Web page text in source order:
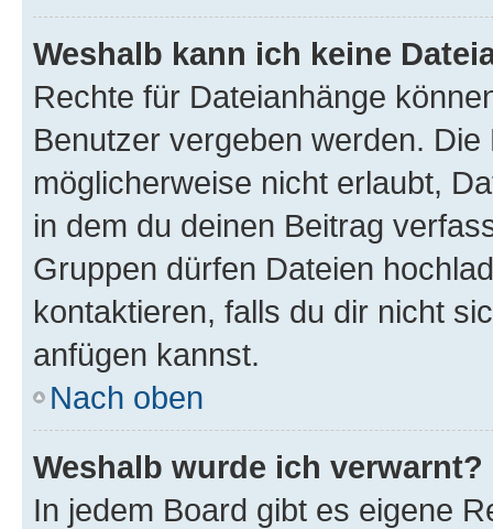
Weshalb kann ich keine
Rechte für Dateianhänge
Benutzer vergeben werden.
möglicherweise nicht erlaubt,
in dem du deinen Beitrag
Gruppen dürfen Dateien
kontaktieren, falls du dir nicht
anfügen kannst.
Nach oben
Weshalb wurde ich verwarnt?
In jedem Board gibt es eigene